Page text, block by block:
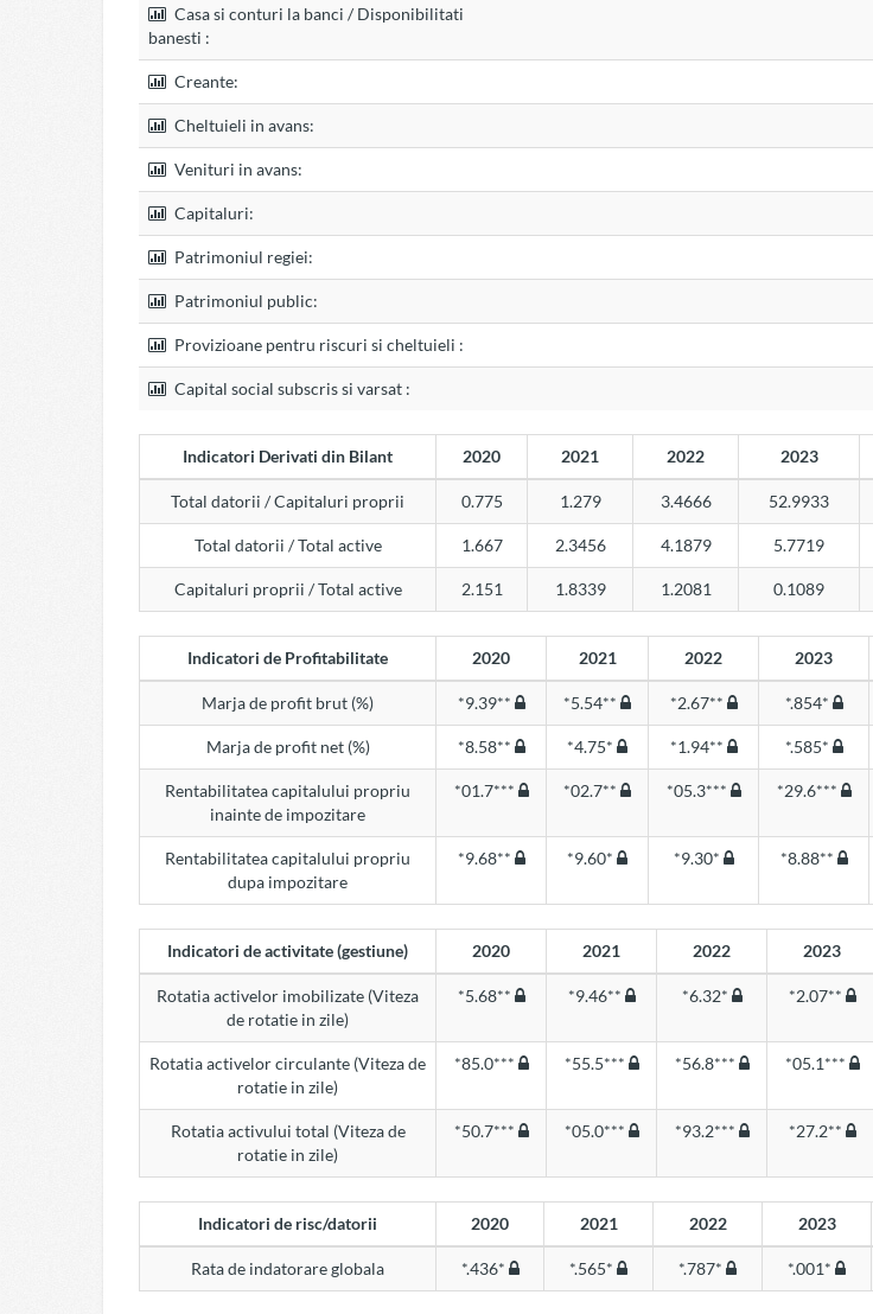
Casa si conturi la banci / Disponibilitati
banesti :
Creante:
Cheltuieli in avans:
Venituri in avans:
Capitaluri:
Patrimoniul regiei:
Patrimoniul public:
Provizioane pentru riscuri si cheltuieli :
Capital social subscris si varsat :
Indicatori Derivati din Bilant 2020 2021 2022 2023
Total datorii / Capitaluri proprii 0.775 1.279 3.4666 52.9933
Total datorii / Total active 1.667 2.3456 4.1879 5.7719
Capitaluri proprii / Total active 2.151 1.8339 1.2081 0.1089
Indicatori de Profitabilitate 2020 2021 2022 2023
Marja de profit brut (%) *9.39** *5.54** *2.67** *.854*
Marja de profit net (%) *8.58** *4.75* *1.94** *.585*
Rentabilitatea capitalului propriu
inainte de impozitare
*01.7*** *02.7** *05.3*** *29.6***
Rentabilitatea capitalului propriu
dupa impozitare
*9.68** *9.60* *9.30* *8.88**
Indicatori de activitate (gestiune) 2020 2021 2022 2023
Rotatia activelor imobilizate (Viteza
de rotatie in zile)
*5.68** *9.46** *6.32* *2.07**
Rotatia activelor circulante (Viteza de
rotatie in zile)
*85.0*** *55.5*** *56.8*** *05.1***
Rotatia activului total (Viteza de
rotatie in zile)
*50.7*** *05.0*** *93.2*** *27.2**
Indicatori de risc/datorii 2020 2021 2022 2023
Rata de indatorare globala *.436* *.565* *.787* *.001*